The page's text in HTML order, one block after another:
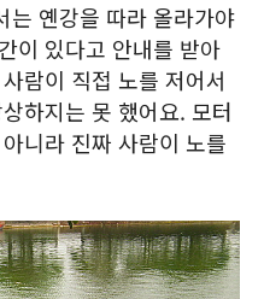
는 옌강을 따라 올라가야
이 있다고 안내를 받아
람이 직접 노를 저어서
하지는 못 했어요. 모터
니라 진짜 사람이 노를